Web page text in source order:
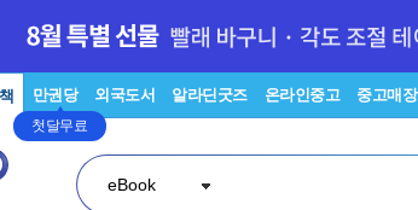
만권당
첫달무료
외국도서 알라딘굿즈 온라인중고 중고매장
eBook